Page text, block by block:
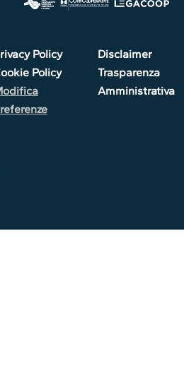
Policy
Policy
Disclaimer
Trasparenza
Amministrativa